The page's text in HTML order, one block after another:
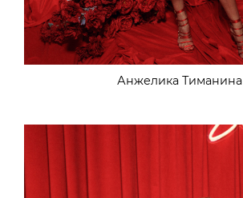
Анжелика Тиманина